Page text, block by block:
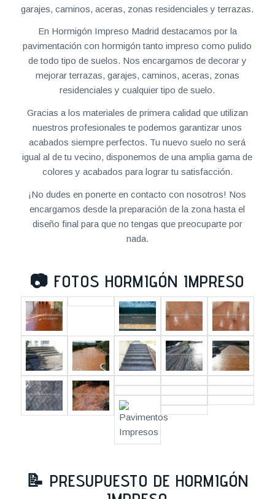
garajes, caminos, aceras, zonas residenciales y terrazas.
En Hormigón Impreso Madrid destacamos por la
pavimentación con hormigón tanto impreso como pulido
de todo tipo de suelos. Nos encargamos de decorar y
mejorar terrazas, garajes, caminos, aceras, zonas
residenciales y cualquier tipo de suelo.
Gracias a los materiales de primera calidad que utilizan
nuestros profesionales te podemos garantizar unos
acabados siempre perfectos. Tu nuevo suelo no será
igual al de tu vecino, disponemos de una amplia gama de
colores y acabados para lograr tu satisfacción.
¡No dudes en ponerte en contacto con nosotros! Nos
encargamos desde la preparación de la zona hasta el
diseño final para que no tengas que preocuparte por
nada.
📷 FOTOS HORMIGÓN IMPRESO
📝 PRESUPUESTO DE HORMIGÓN